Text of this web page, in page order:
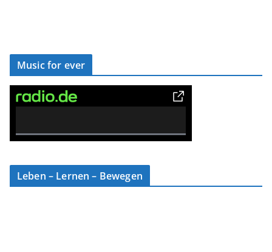
Music for ever
0% Complete
Leben – Lernen – Bewegen